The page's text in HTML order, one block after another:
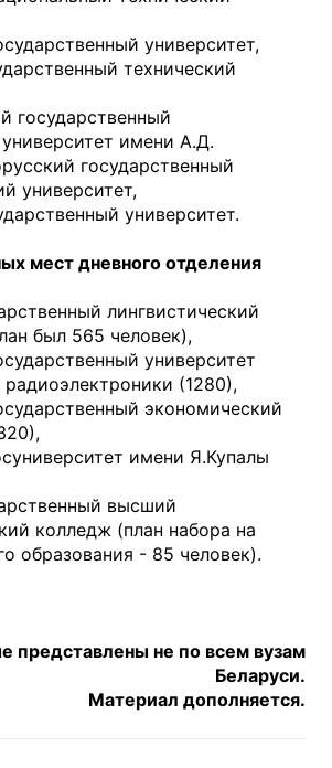
университет,
технический
государственный
имени А.Д.
государственный
университет,
университет.
мест дневного отделения
лингвистический
был 565 человек),
университет
(1280),
экономический
имени Я.Купалы
высший
колледж (план набора на
образования - 85 человек).
представлены не по всем вузам
Беларуси.
Материал дополняется.